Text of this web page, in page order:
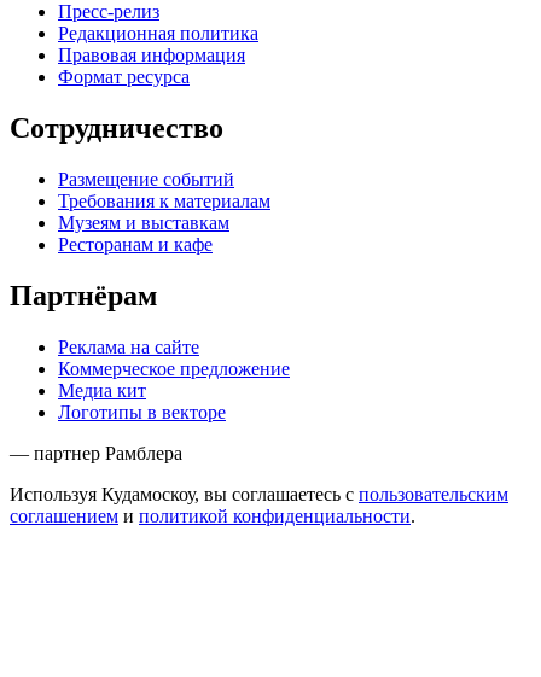
Пресс-релиз
Редакционная политика
Правовая информация
Формат ресурса
Сотрудничество
Размещение событий
Требования к материалам
Музеям и выставкам
Ресторанам и кафе
Партнёрам
Реклама на сайте
Коммерческое предложение
Медиа кит
Логотипы в векторе
— партнер Рамблера
Используя Кудамоскоу, вы соглашаетесь с пользовательским
соглашением и политикой конфиденциальности.